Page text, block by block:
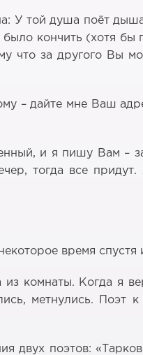
У той душа поёт
кончить (хотя бы
что за другого Вы
– дайте мне Ваш
и я пишу Вам –
тогда все
время спустя
комнаты. Когда я
метнулись. Поэт
двух поэтов: